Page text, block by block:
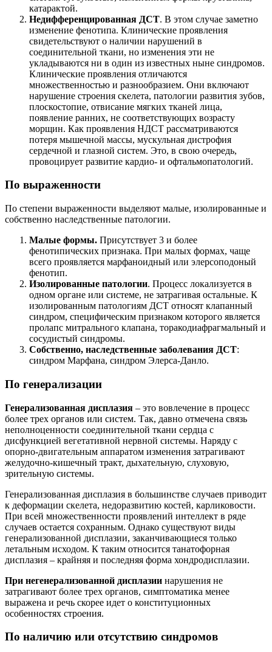
катарактой.
Недифференцированная ДСТ. В этом случае заметно
изменение фенотипа. Клинические проявления
свидетельствуют о наличии нарушений в
соединительной ткани, но изменения эти не
укладываются ни в один из известных ныне синдромов.
Клинические проявления отличаются
множественностью и разнообразием. Они включают
нарушение строения скелета, патологии развития зубов,
плоскостопие, отвисание мягких тканей лица,
появление ранних, не соответствующих возрасту
морщин. Как проявления НДСТ рассматриваются
потеря мышечной массы, мускульная дистрофия
сердечной и глазной систем. Это, в свою очередь,
провоцирует развитие кардио- и офтальмопатологий.
По выраженности
По степени выраженности выделяют малые, изолированные и
собственно наследственные патологии.
Малые формы. Присутствует 3 и более
фенотипических признака. При малых формах, чаще
всего проявляется марфаноидный или элерсоподоный
фенотип.
Изолированные патологии. Процесс локализуется в
одном органе или системе, не затрагивая остальные. К
изолированным патологиям ДСТ относят клапанный
синдром, специфическим признаком которого является
пролапс митрального клапана, торакодиафрагмальный и
сосудистый синдромы.
Собственно, наследственные заболевания ДСТ:
синдром Марфана, синдром Элерса-Данло.
По генерализации
Генерализованная дисплазия – это вовлечение в процесс
более трех органов или систем. Так, давно отмечена связь
неполноценности соединительной ткани сердца с
дисфункцией вегетативной нервной системы. Наряду с
опорно-двигательным аппаратом изменения затрагивают
желудочно-кишечный тракт, дыхательную, слуховую,
зрительную системы.
Генерализованная дисплазия в большинстве случаев приводит
к деформации скелета, недоразвитию костей, карликовости.
При всей множественности проявлений интеллект в ряде
случаев остается сохранным. Однако существуют виды
генерализованной дисплазии, заканчивающиеся только
летальным исходом. К таким относится танатофорная
дисплазия – крайняя и последняя форма хондродисплазии.
При негенерализованной дисплазии нарушения не
затрагивают более трех органов, симптоматика менее
выражена и речь скорее идет о конституционных
особенностях строения.
По наличию или отсутствию синдромов